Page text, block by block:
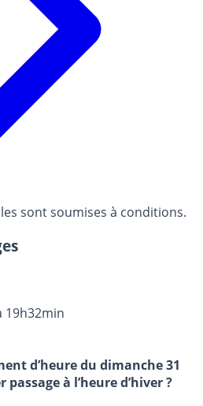
sont soumises à conditions.
19h32min
d’heure du dimanche 31
à l’heure d’hiver ?